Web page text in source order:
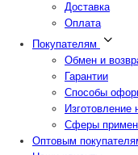
Доставка
Оплата
Покупателям
Обмен и
Гарантии
Способы
Изготовление
Сферы
Оптовым